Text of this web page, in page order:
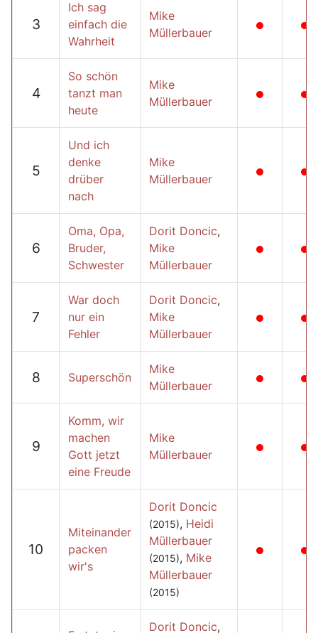
3
Ich sag
einfach die
Wahrheit
Mike
Müllerbauer
4
So schön
tanzt man
heute
Mike
Müllerbauer
5
Und ich
denke
drüber
nach
Mike
Müllerbauer
6
Oma, Opa,
Bruder,
Schwester
Dorit Doncic,
Mike
Müllerbauer
7
War doch
nur ein
Fehler
Dorit Doncic,
Mike
Müllerbauer
8 Superschön
Mike
Müllerbauer
9
Komm, wir
machen
Gott jetzt
eine Freude
Mike
Müllerbauer
10
Miteinander
packen
wir's
Dorit Doncic
(2015), Heidi
Müllerbauer
(2015), Mike
Müllerbauer
(2015)
Dorit Doncic,